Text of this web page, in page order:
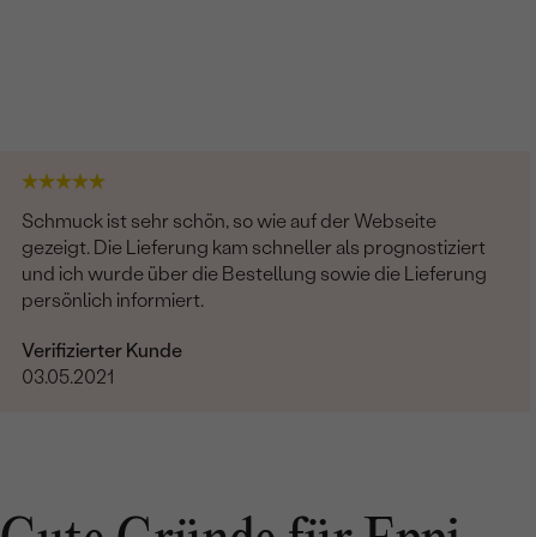
Schmuck ist sehr schön, so wie auf der Webseite
gezeigt. Die Lieferung kam schneller als prognostiziert
und ich wurde über die Bestellung sowie die Lieferung
persönlich informiert.
Verifizierter Kunde
03.05.2021